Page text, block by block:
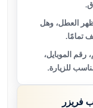
العطل، وهل
تمامًا.
رقم الموبايل،
للزيارة.
فريزر